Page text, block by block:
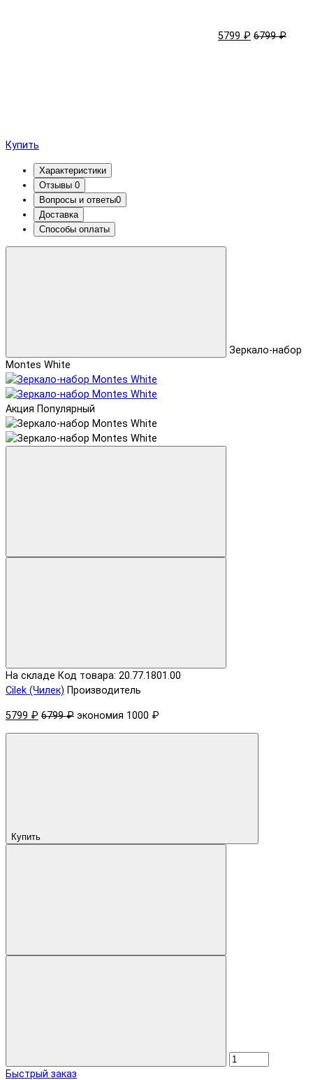
5799 ₽ 6799 ₽
Купить
Характеристики
Отзывы 0
Вопросы и ответы0
Доставка
Способы оплаты
Зеркало-набор
Montes White
Акция Популярный
На складе Код товара: 20.77.1801.00
Cilek (Чилек) Производитель
5799 ₽ 6799 ₽ экономия 1000 ₽
Купить
Быстрый заказ